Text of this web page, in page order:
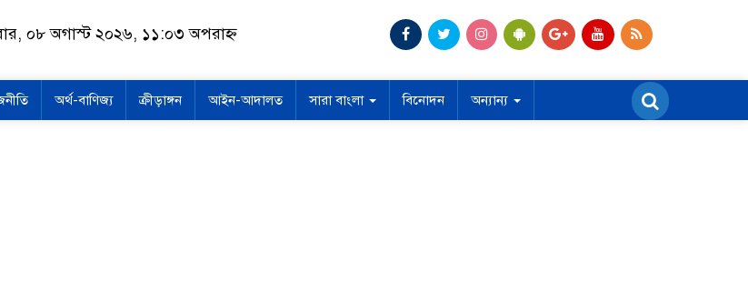
০৮ অগাস্ট ২০২৬, ১১:০৩ অপরাহ্ন
অর্থ-বাণিজ্য ক্রীড়াঙ্গন আইন-আদালত সারা বাংলা বিনোদন অন্যান্য